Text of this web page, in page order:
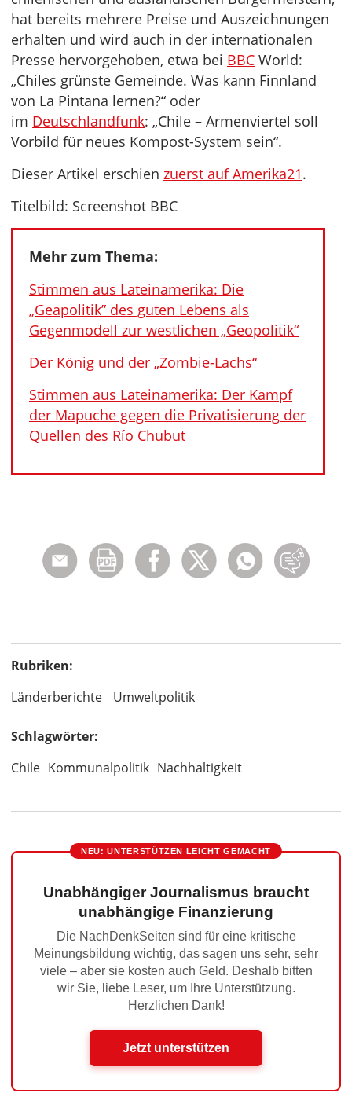
hat bereits mehrere Preise und Auszeichnungen
erhalten und wird auch in der internationalen
Presse hervorgehoben, etwa bei BBC World:
„Chiles grünste Gemeinde. Was kann Finnland
von La Pintana lernen?“ oder
im Deutschlandfunk: „Chile – Armenviertel soll
Vorbild für neues Kompost-System sein“.
Dieser Artikel erschien zuerst auf Amerika21.
Titelbild: Screenshot BBC
Mehr zum Thema:
Stimmen aus Lateinamerika: Die
„Geapolitik” des guten Lebens als
Gegenmodell zur westlichen „Geopolitik“
Der König und der „Zombie-Lachs“
Stimmen aus Lateinamerika: Der Kampf
der Mapuche gegen die Privatisierung der
Quellen des Río Chubut
Rubriken:
Länderberichte
Umweltpolitik
Schlagwörter:
Chile Kommunalpolitik Nachhaltigkeit
NEU: UNTERSTÜTZEN LEICHT GEMACHT
Unabhängiger Journalismus braucht
unabhängige Finanzierung
Die NachDenkSeiten sind für eine kritische
Meinungsbildung wichtig, das sagen uns sehr, sehr
viele – aber sie kosten auch Geld. Deshalb bitten
wir Sie, liebe Leser, um Ihre Unterstützung.
Herzlichen Dank!
Jetzt unterstützen